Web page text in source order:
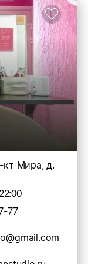
кт Мира, д.
77